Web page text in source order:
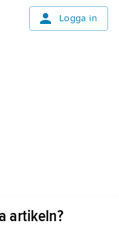
Logga in
artikeln?